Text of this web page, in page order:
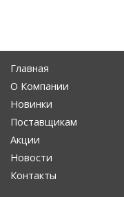
Главная
О Компании
Новинки
Поставщикам
Акции
Новости
Контакты